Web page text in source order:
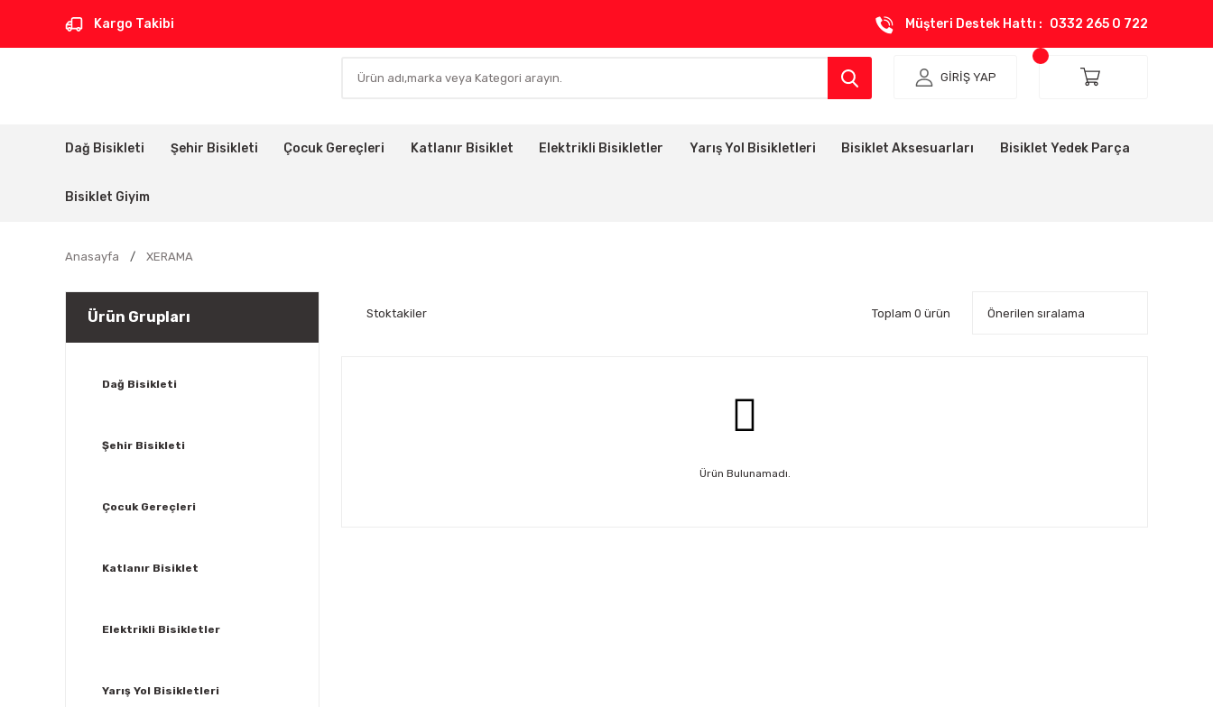
Kargo Takibi Müşteri Destek Hattı : 0332 265 0 722
GİRİŞ YAP
Dağ Bisikleti Şehir Bisikleti Çocuk Gereçleri Katlanır Bisiklet Elektrikli Bisikletler Yarış Yol Bisikletleri Bisiklet Aksesuarları Bisiklet Yedek Parça
Bisiklet Giyim
Anasayfa XERAMA
Ürün Grupları
Dağ Bisikleti
Şehir Bisikleti
Çocuk Gereçleri
Katlanır Bisiklet
Elektrikli Bisikletler
Yarış Yol Bisikletleri
Stoktakiler Toplam 0 ürün
Ürün Bulunamadı.